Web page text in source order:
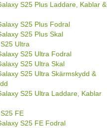
S25 Plus Laddare, Kablar &
S25 Plus Fodral
S25 Plus Skal
Ultra
S25 Ultra Fodral
S25 Ultra Skal
S25 Ultra Skärmskydd &
S25 Ultra Laddare, Kablar
FE
S25 FE Fodral